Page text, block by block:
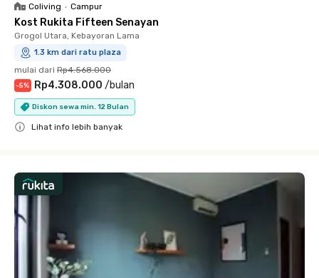
Coliving • Campur
Kost Rukita Fifteen Senayan
Grogol Utara, Kebayoran Lama
1.3 km dari ratu plaza
mulai dari Rp4.568.000
-5% Rp4.308.000 /bulan
Diskon sewa min. 12 Bulan
Lihat info lebih banyak